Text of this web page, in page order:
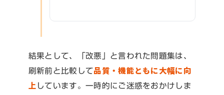
結果として、「改悪」と言われた問題集は、
刷新前と比較して品質・機能ともに大幅に向
上 しています。一時的にご迷惑をおかけしま